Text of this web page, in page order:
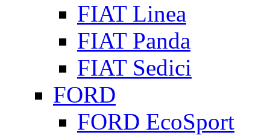
FIAT Linea
FIAT Panda
FIAT Sedici
FORD
FORD EcoSport